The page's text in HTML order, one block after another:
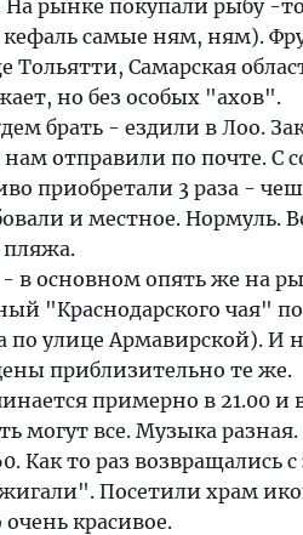
рынке покупали рыбу -
кефаль самые ням, ням).
Тольятти, Самарская
но без особых "ахов".
брать - ездили в Лоо.
отправили по почте. С
приобретали 3 раза -
и местное. Нормуль.
в основном опять же на
"Краснодарского чая"
по улице Армавирской). И
приблизительно те же.
примерно в 21.00 и
могут все. Музыка разная.
то раз возвращались с
Посетили храм
красивое.